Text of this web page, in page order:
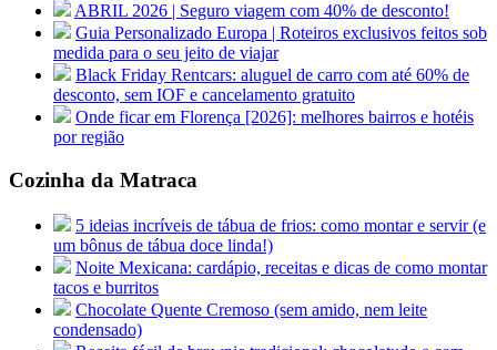
ABRIL 2026 | Seguro viagem com 40% de desconto!
Guia Personalizado Europa | Roteiros exclusivos feitos sob
medida para o seu jeito de viajar
Black Friday Rentcars: aluguel de carro com até 60% de
desconto, sem IOF e cancelamento gratuito
Onde ficar em Florença [2026]: melhores bairros e hotéis
por região
Cozinha da Matraca
5 ideias incríveis de tábua de frios: como montar e servir (e
um bônus de tábua doce linda!)
Noite Mexicana: cardápio, receitas e dicas de como montar
tacos e burritos
Chocolate Quente Cremoso (sem amido, nem leite
condensado)